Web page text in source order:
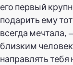
его первый
подарить ему
всегда
близким
направлять тебя